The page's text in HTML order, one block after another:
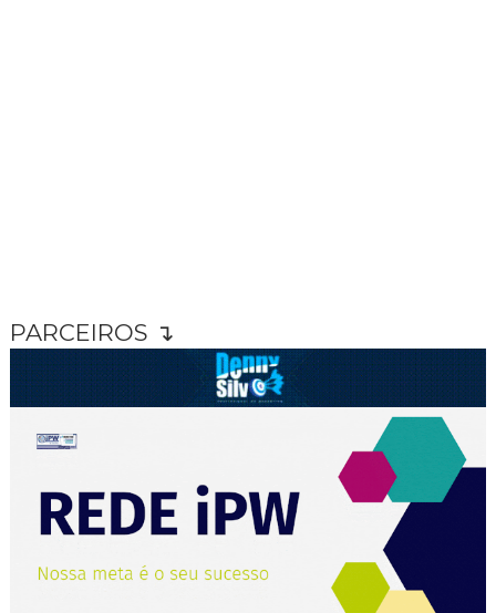
PARCEIROS ↴